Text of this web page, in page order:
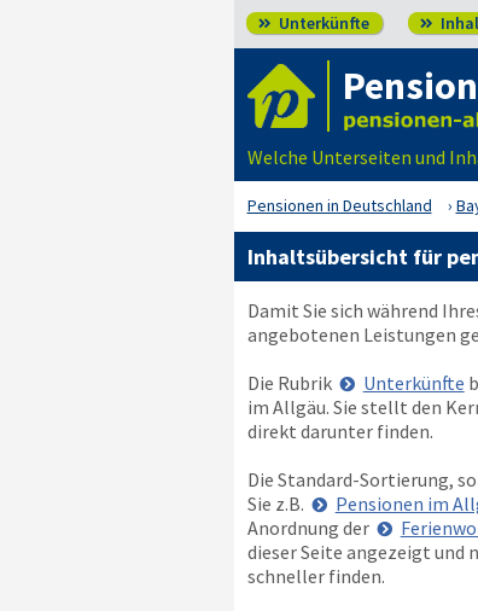
 Unterkünfte 
Welche Unterseiten und
Pensionen in Deutschland
Inhaltsübersicht für
Damit Sie sich während
angebotenen Leistungen
Die Rubrik
Unterkünfte
im Allgäu. Sie stellt den
direkt darunter finden.
Die Standard-Sortierung,
Sie z.B.
Pensionen im
Anordnung der
dieser Seite angezeigt und
schneller finden.